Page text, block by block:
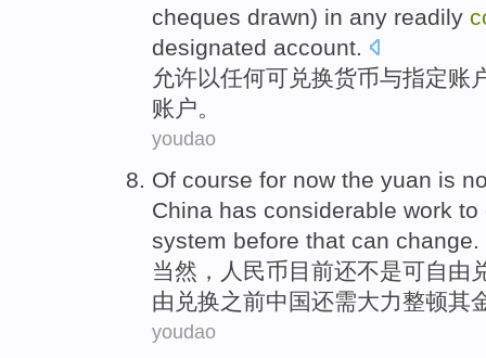
cheques drawn) in any readily
designated account.
允许以任何可 兑换货币与指定账
账户。
youdao
Of course for now the yuan is
China has considerable work to
system before that can change
当然 ， 人民币目前还不是可自由
由兑换之前中国还需大力整顿其
youdao